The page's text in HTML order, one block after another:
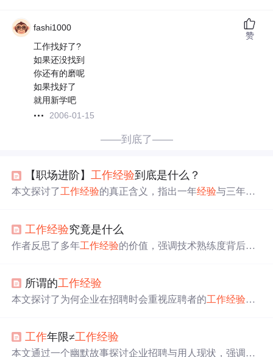
fashi1000
工作找好了?
如果还没找到
你还有的磨呢
如果找好了
就用新学吧
2006-01-15
赞
——到底了——
【职场进阶】工作经验到底是什么？
本文探讨了工作经验的真正含义，指出一年经验与三年经
问、经营人际关系以及培养自主学习。同时，文章强调通
用技能和价值观对于职业发展的重要性，认为被开除往往
工作经验究竟是什么
作者反思了多年工作经验的价值，强调技术熟练度背后的
所谓的工作经验
本文探讨了为何企业在招聘时会重视应聘者的工作经验，
的基础。
工作年限≠工作经验
本文通过一个幽默故事探讨企业招聘与用人现状，强调 经